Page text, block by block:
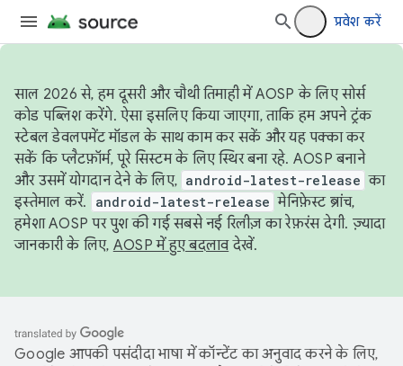
प्रवेश करें
साल 2026 से, हम दूसरी और चौथी तिमाही में AOSP के लिए सोर्स
कोड पब्लिश करेंगे. ऐसा इसलिए किया जाएगा, ताकि हम अपने ट्रंक
स्टेबल डेवलपमेंट मॉडल के साथ काम कर सकें और यह पक्का कर
सकें कि प्लैटफ़ॉर्म, पूरे सिस्टम के लिए स्थिर बना रहे. AOSP बनाने
और उसमें योगदान देने के लिए, android-latest-release का
इस्तेमाल करें.
android-latest-release मेनिफ़ेस्ट ब्रांच,
हमेशा AOSP पर पुश की गई सबसे नई रिलीज़ का रेफ़रंस देगी. ज़्यादा
जानकारी के लिए, AOSP में हुए बदलावदेखें.
Google आपकी पसंदीदा भाषा में कॉन्टेंट का अनुवाद करने के लिए,